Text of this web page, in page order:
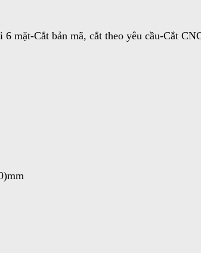
mặt-Cắt bản mã, cắt theo yêu cầu-Cắt